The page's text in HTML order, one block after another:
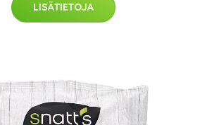
LISÄTIETOJA